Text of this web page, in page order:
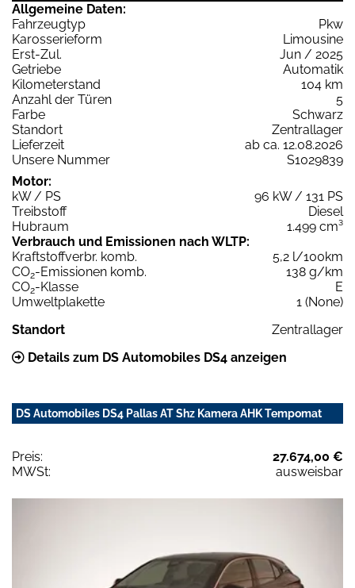
Allgemeine Daten:
Fahrzeugtyp
Pkw
Karosserieform
Limousine
Erst-Zul.
Jun / 2025
Getriebe
Automatik
Kilometerstand
104 km
Anzahl der Türen
5
Farbe
Schwarz
Standort
Zentrallager
Lieferzeit
ab ca. 12.08.2026
Unsere Nummer
S1029839
Motor:
kW / PS
96 kW / 131 PS
Treibstoff
Diesel
Hubraum
1.499 cm³
Verbrauch und Emissionen nach WLTP:
Kraftstoffverbr. komb.
5,2 l/100km
CO2-Emissionen komb.
138 g/km
CO2-Klasse
E
Umweltplakette
1 (None)
Standort
Zentrallager
Details zum DS Automobiles DS4 anzeigen
DS Automobiles DS4 Pallas AT Shz Kamera AHK Tempomat
Preis:
27.674,00 €
MWSt:
ausweisbar